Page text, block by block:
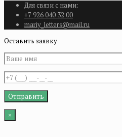
Для связи с нами:
+7 926 040 32 00
mariy_letters@mail.ru
Оставить заявку
×